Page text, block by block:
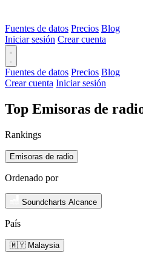
Fuentes de datos Precios Blog
Iniciar sesión Crear cuenta
Fuentes de datos Precios Blog
Crear cuenta Iniciar sesión
Top Emisoras de
Rankings
Emisoras de radio
Ordenado por
Soundcharts Alcance
País
🇲🇾 Malaysia